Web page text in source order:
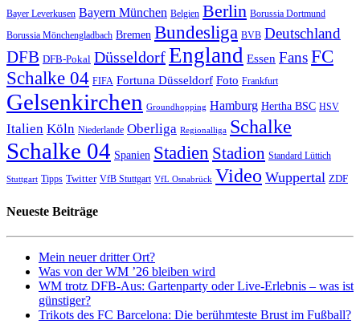
Bayer Leverkusen Bayern München Belgien Berlin Borussia Dortmund
Borussia Mönchengladbach Bremen Bundesliga BVB Deutschland
DFB DFB-Pokal DüsseldorfEngland Essen FansFC
Schalke 04 FIFA Fortuna Düsseldorf Foto Frankfurt
Gelsenkirchen Groundhopping Hamburg Hertha BSC HSV
Italien Köln Niederlande Oberliga Regionalliga Schalke
Schalke 04 Spanien Stadien Stadion Standard Lüttich
Stuttgart Tipps Twitter VfB Stuttgart VfL Osnabrück Video Wuppertal ZDF
Neueste Beiträge
Mein neuer dritter Ort?
Was von der WM ’26 bleiben wird
WM trotz DFB-Aus: Gartenparty oder Live-Erlebnis – was ist
günstiger?
Trikots des FC Barcelona: Die berühmteste Brust im Fußball?